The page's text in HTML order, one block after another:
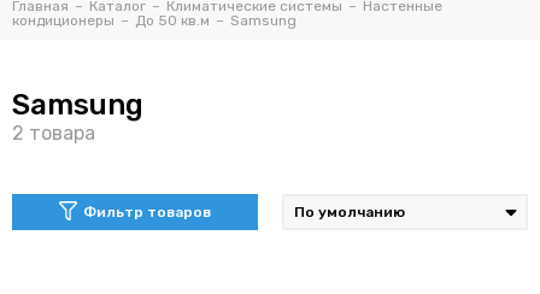
Главная Каталог Климатические системы
Настенные
кондиционеры
До 50 кв.м Samsung
Samsung
Фильтр товаров